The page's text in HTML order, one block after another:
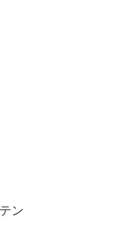
ン